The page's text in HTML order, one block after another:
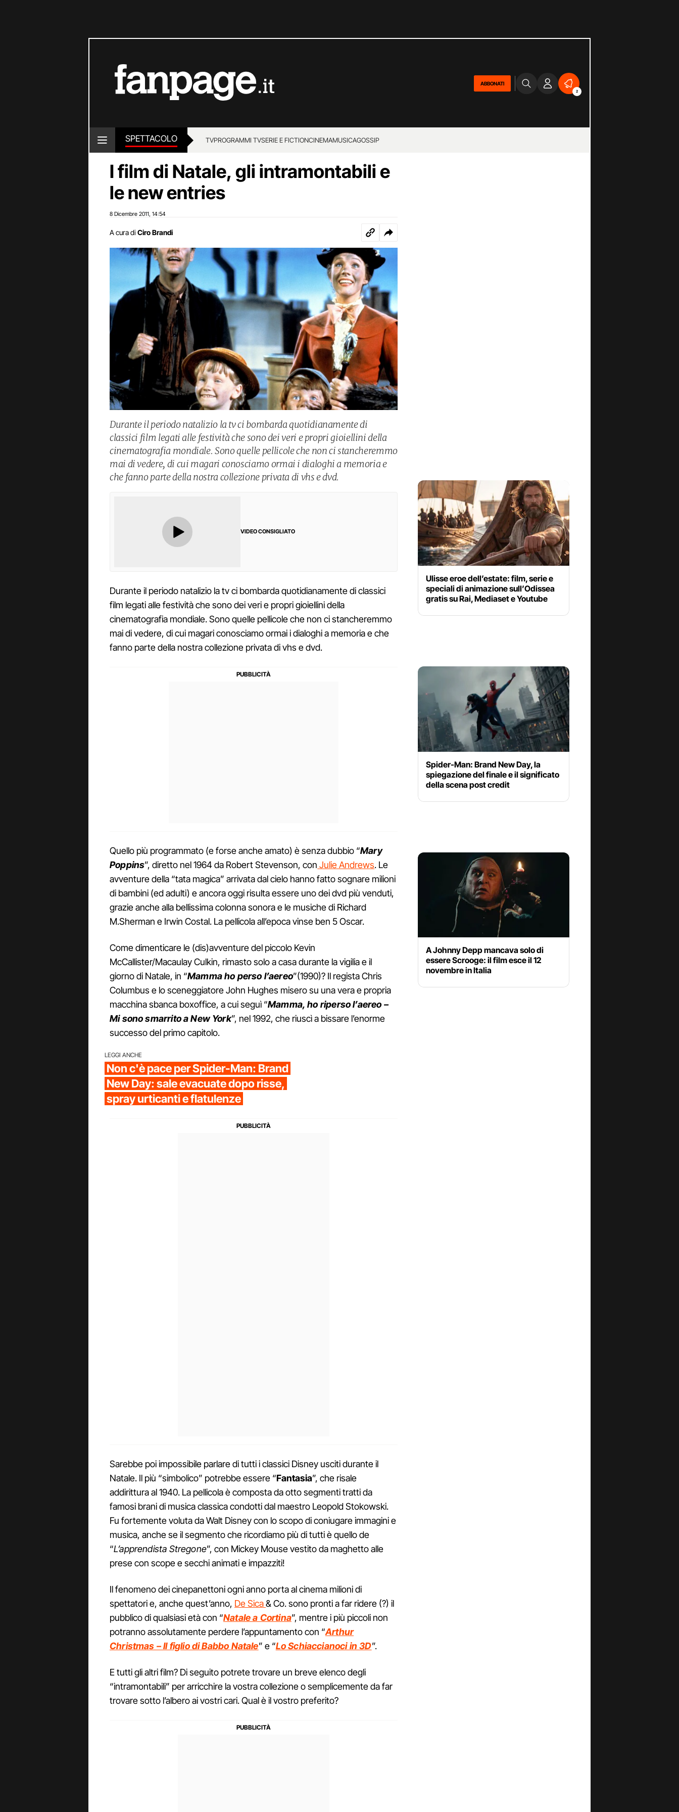
ABBONATI
2
SPETTACOLO TVPROGRAMMI TVSERIE E FICTIONCINEMAMUSICAGOSSIP
I film di Natale, gli intramontabili e
le new entries
8 Dicembre 2011 14:54
A cura di Ciro Brandi
Durante il periodo natalizio la tv ci bombarda quotidianamente di
classici film legati alle festività che sono dei veri e propri gioiellini della
cinematografia mondiale. Sono quelle pellicole che non ci stancheremmo
mai di vedere, di cui magari conosciamo ormai i dialoghi a memoria e
che fanno parte della nostra collezione privata di vhs e dvd.
VIDEO CONSIGLIATO
Durante il periodo natalizio la tv ci bombarda quotidianamente di classici
film legati alle festività che sono dei veri e propri gioiellini della
cinematografia mondiale. Sono quelle pellicole che non ci stancheremmo
mai di vedere, di cui magari conosciamo ormai i dialoghi a memoria e che
fanno parte della nostra collezione privata di vhs e dvd.
Quello più programmato (e forse anche amato) è senza dubbio “Mary
Poppins”, diretto nel 1964 da Robert Stevenson, con Julie Andrews. Le
avventure della “tata magica” arrivata dal cielo hanno fatto sognare milioni
di bambini (ed adulti) e ancora oggi risulta essere uno dei dvd più venduti,
grazie anche alla bellissima colonna sonora e le musiche di Richard
M.Sherman e Irwin Costal. La pellicola all’epoca vinse ben 5 Oscar.
Come dimenticare le (dis)avventure del piccolo Kevin
McCallister/Macaulay Culkin, rimasto solo a casa durante la vigilia e il
giorno di Natale, in “Mamma ho perso l’aereo”(1990)? Il regista Chris
Columbus e lo sceneggiatore John Hughes misero su una vera e propria
macchina sbanca boxoffice, a cui seguì “Mamma, ho riperso l’aereo –
Mi sono smarrito a New York”, nel 1992, che riuscì a bissare l’enorme
successo del primo capitolo.
LEGGI ANCHE
Non c'è pace per Spider-Man: Brand
New Day: sale evacuate dopo risse,
spray urticanti e flatulenze
Sarebbe poi impossibile parlare di tutti i classici Disney usciti durante il
Natale. Il più “simbolico” potrebbe essere “Fantasia”, che risale
addirittura al 1940. La pellicola è composta da otto segmenti tratti da
famosi brani di musica classica condotti dal maestro Leopold Stokowski.
Fu fortemente voluta da Walt Disney con lo scopo di coniugare immagini e
musica, anche se il segmento che ricordiamo più di tutti è quello de
“L’apprendista Stregone”, con Mickey Mouse vestito da maghetto alle
prese con scope e secchi animati e impazziti!
Il fenomeno dei cinepanettoni ogni anno porta al cinema milioni di
spettatori e, anche quest’anno, De Sica& Co. sono pronti a far ridere (?) il
pubblico di qualsiasi età con “Natale a Cortina”, mentre i più piccoli non
potranno assolutamente perdere l’appuntamento con “Arthur
Christmas – Il figlio di Babbo Natale” e “Lo Schiaccianoci in 3D”.
E tutti gli altri film? Di seguito potrete trovare un breve elenco degli
“intramontabili” per arricchire la vostra collezione o semplicemente da far
trovare sotto l’albero ai vostri cari. Qual è il vostro preferito?
Ulisse eroe dell’estate: film, serie e
speciali di animazione sull’Odissea
gratis su Rai, Mediaset e Youtube
Spider-Man: Brand New Day, la
spiegazione del finale e il significato
della scena post credit
A Johnny Depp mancava solo di
essere Scrooge: il film esce il 12
novembre in Italia